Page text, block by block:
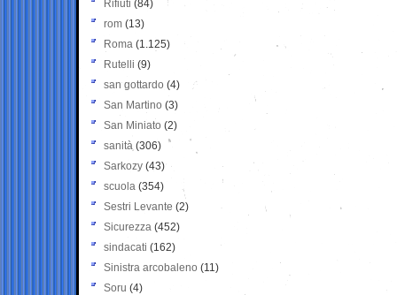
Rifiuti (84)
rom (13)
Roma (1.125)
Rutelli (9)
san gottardo (4)
San Martino (3)
San Miniato (2)
sanità (306)
Sarkozy (43)
scuola (354)
Sestri Levante (2)
Sicurezza (452)
sindacati (162)
Sinistra arcobaleno (11)
Soru (4)